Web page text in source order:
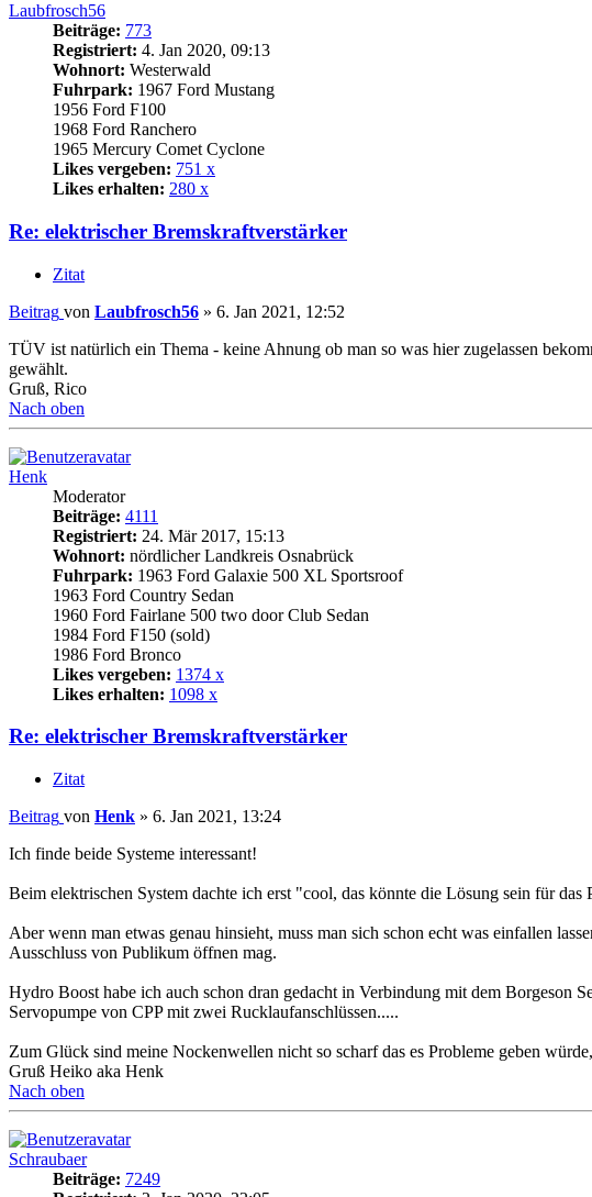
Laubfrosch56
Beiträge: 773
Registriert: 4. Jan 2020, 09:13
Wohnort: Westerwald
Fuhrpark: 1967 Ford Mustang
1956 Ford F100
1968 Ford Ranchero
1965 Mercury Comet Cyclone
Likes vergeben: 751 x
Likes erhalten: 280 x
Re: elektrischer Bremskraftverstärker
Zitat
Beitrag von Laubfrosch56 » 6. Jan 2021, 12:52
TÜV ist natürlich ein Thema - keine Ahnung ob man so was hier zugelassen
gewählt.
Gruß, Rico
Nach oben
Henk
Moderator
Beiträge: 4111
Registriert: 24. Mär 2017, 15:13
Wohnort: nördlicher Landkreis Osnabrück
Fuhrpark: 1963 Ford Galaxie 500 XL Sportsroof
1963 Ford Country Sedan
1960 Ford Fairlane 500 two door Club Sedan
1984 Ford F150 (sold)
1986 Ford Bronco
Likes vergeben: 1374 x
Likes erhalten: 1098 x
Re: elektrischer Bremskraftverstärker
Zitat
Beitrag von Henk » 6. Jan 2021, 13:24
Ich finde beide Systeme interessant!
Beim elektrischen System dachte ich erst "cool, das könnte die Lösung sein für
Aber wenn man etwas genau hinsieht, muss man sich schon echt was einfallen
Ausschluss von Publikum öffnen mag.
Hydro Boost habe ich auch schon dran gedacht in Verbindung mit dem Borgeson
Servopumpe von CPP mit zwei Rucklaufanschlüssen.....
Zum Glück sind meine Nockenwellen nicht so scharf das es Probleme geben
Gruß Heiko aka Henk
Nach oben
Schraubaer
Beiträge: 7249